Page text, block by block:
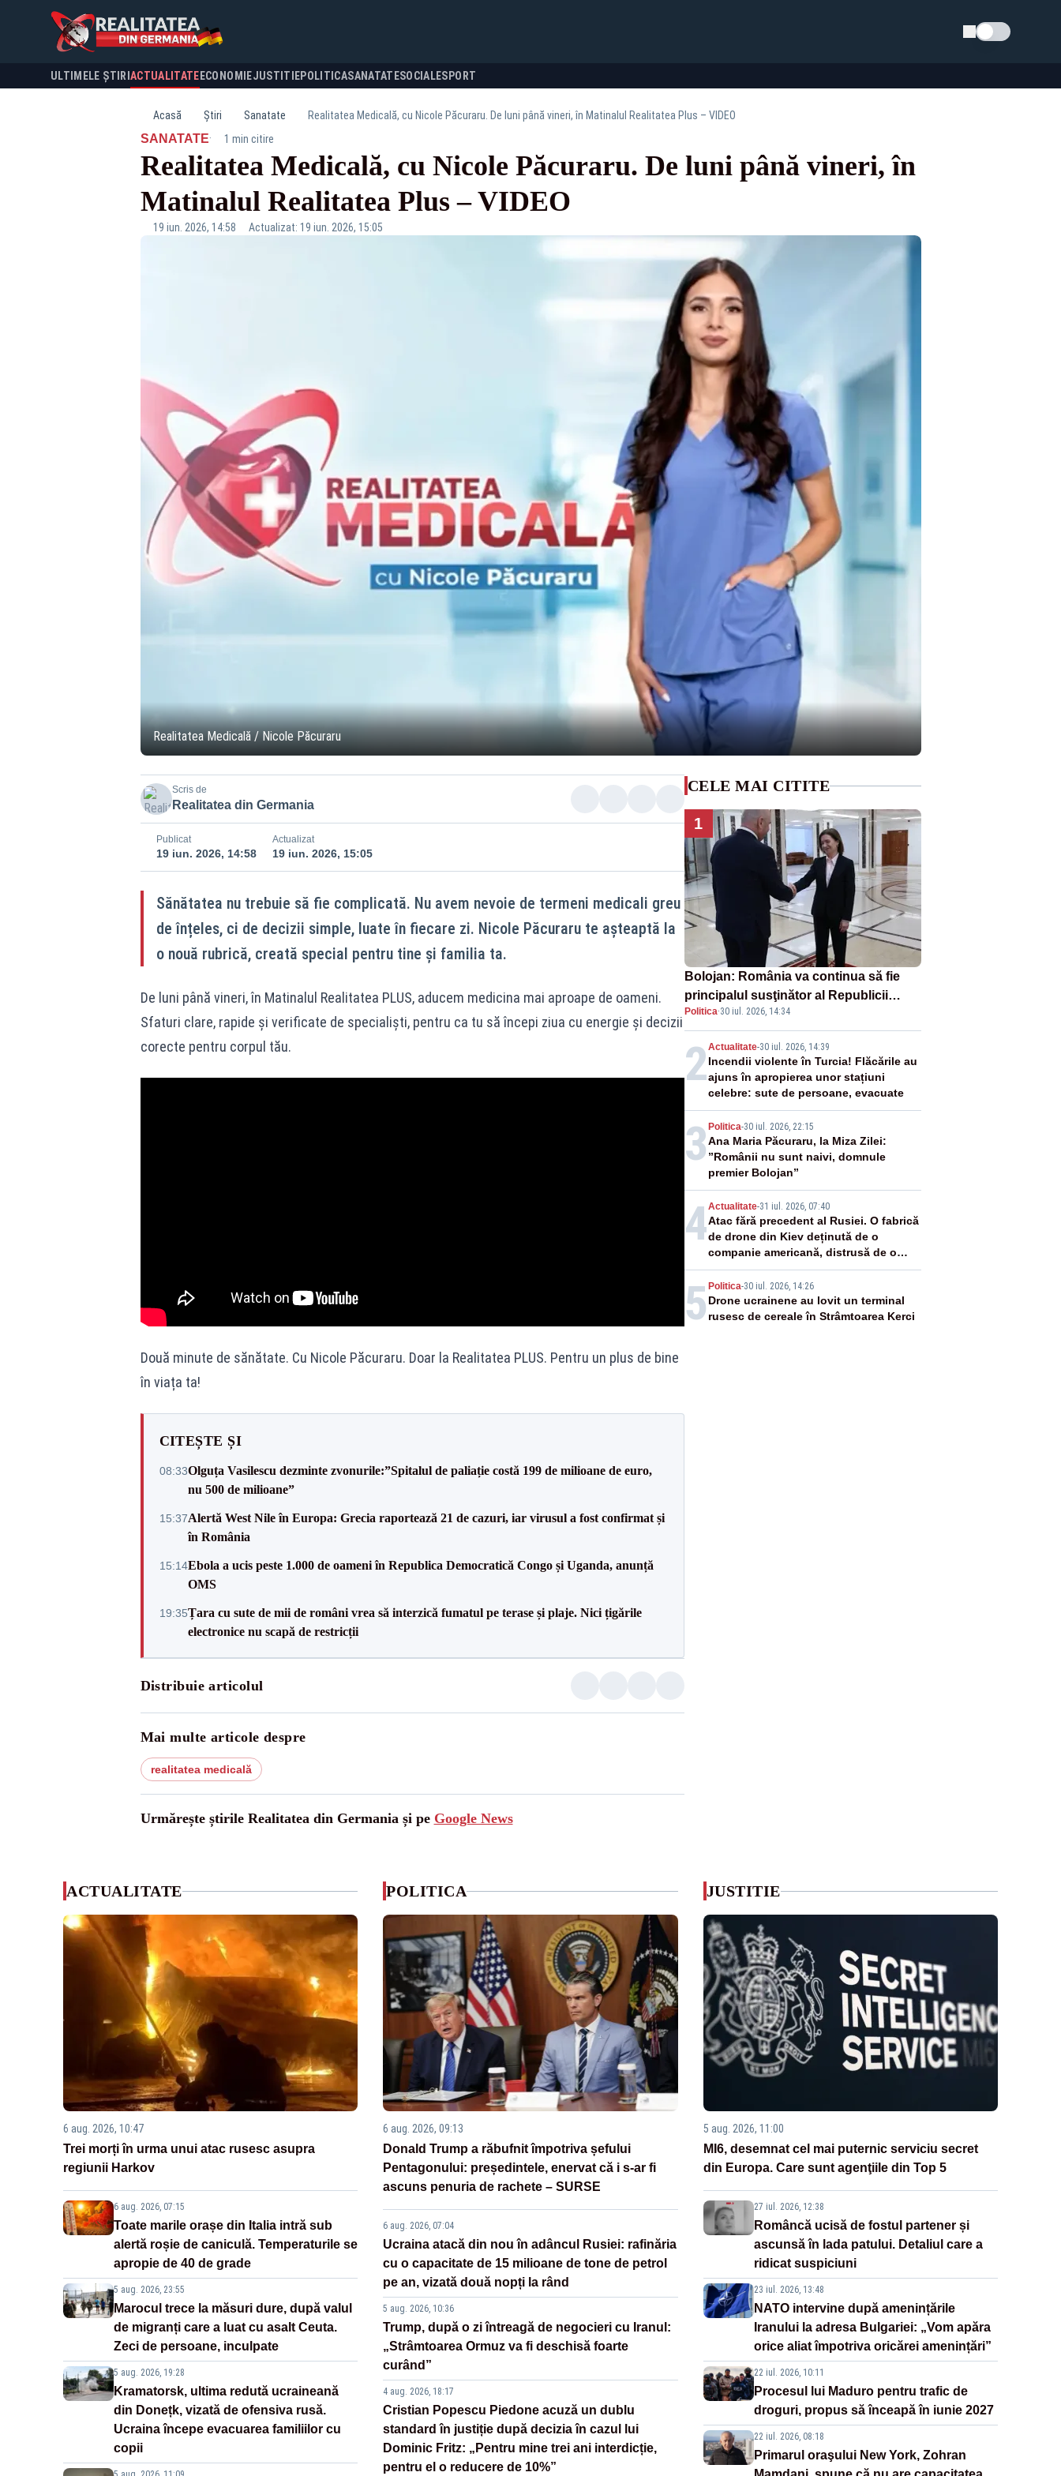
Schimba tema
ULTIMELE ȘTIRI ACTUALITATE ECONOMIEJUSTITIEPOLITICASANATATESOCIALESPORT
Acasă Știri Sanatate Realitatea Medicală, cu Nicole Păcuraru. De luni până vineri, în Matinalul Realitatea Plus – VIDEO
SANATATE· 1 min citire
Realitatea Medicală, cu Nicole Păcuraru. De luni până vineri, în
Matinalul Realitatea Plus – VIDEO
19 iun. 2026, 14:58 Actualizat: 19 iun. 2026, 15:05
Realitatea Medicală / Nicole Păcuraru
Scris de
Realitatea din Germania
Publicat
19 iun. 2026, 14:58
Actualizat
19 iun. 2026, 15:05
Sănătatea nu trebuie să fie complicată. Nu avem nevoie de termeni medicali greu
de înțeles, ci de decizii simple, luate în fiecare zi. Nicole Păcuraru te așteaptă la
o nouă rubrică, creată special pentru tine și familia ta.
De luni până vineri, în Matinalul Realitatea PLUS, aducem medicina mai aproape de oameni.
Sfaturi clare, rapide și verificate de specialiști, pentru ca tu să începi ziua cu energie și decizii
corecte pentru corpul tău.
Două minute de sănătate. Cu Nicole Păcuraru. Doar la Realitatea PLUS. Pentru un plus de bine
în viața ta!
CITEȘTE ȘI
08:33Olguța Vasilescu dezminte zvonurile:”Spitalul de paliație costă 199 de milioane de euro,
nu 500 de milioane”
15:37Alertă West Nile în Europa: Grecia raportează 21 de cazuri, iar virusul a fost confirmat și
în România
15:14Ebola a ucis peste 1.000 de oameni în Republica Democratică Congo și Uganda, anunță
OMS
19:35Țara cu sute de mii de români vrea să interzică fumatul pe terase și plaje. Nici țigările
electronice nu scapă de restricții
Distribuie articolul
Mai multe articole despre
realitatea medicală
Urmărește știrile Realitatea din Germania și pe Google News
CELE MAI CITITE
1
Bolojan: România va continua să fie
principalul susţinător al Republicii
Moldova la nivelul Uniunii Europene
Politica·30 iul. 2026, 14:34
2Actualitate-30 iul. 2026, 14:39
Incendii violente în Turcia! Flăcările au
ajuns în apropierea unor stațiuni
celebre: sute de persoane, evacuate
3 Politica-30 iul. 2026, 22:15
Ana Maria Păcuraru, la Miza Zilei:
”Românii nu sunt naivi, domnule
premier Bolojan”
4Actualitate-31 iul. 2026, 07:40
Atac fără precedent al Rusiei. O fabrică
de drone din Kiev deținută de o
companie americană, distrusă de o
rachetă rusească
5 Politica-30 iul. 2026, 14:26
Drone ucrainene au lovit un terminal
rusesc de cereale în Strâmtoarea Kerci
ACTUALITATE
6 aug. 2026, 10:47
Trei morți în urma unui atac rusesc asupra
regiunii Harkov
6 aug. 2026, 07:15
Toate marile orașe din Italia intră sub
alertă roșie de caniculă. Temperaturile se
apropie de 40 de grade
5 aug. 2026, 23:55
Marocul trece la măsuri dure, după valul
de migranți care a luat cu asalt Ceuta.
Zeci de persoane, inculpate
5 aug. 2026, 19:28
Kramatorsk, ultima redută ucraineană
din Donețk, vizată de ofensiva rusă.
Ucraina începe evacuarea familiilor cu
copii
POLITICA
6 aug. 2026, 09:13
Donald Trump a răbufnit împotriva șefului
Pentagonului: președintele, enervat că i s-ar fi
ascuns penuria de rachete – SURSE
6 aug. 2026, 07:04
Ucraina atacă din nou în adâncul Rusiei: rafinăria
cu o capacitate de 15 milioane de tone de petrol
pe an, vizată două nopți la rând
5 aug. 2026, 10:36
Trump, după o zi întreagă de negocieri cu Iranul:
„Strâmtoarea Ormuz va fi deschisă foarte
curând”
4 aug. 2026, 18:17
Cristian Popescu Piedone acuză un dublu
standard în justiție după decizia în cazul lui
Dominic Fritz: „Pentru mine trei ani interdicție,
pentru el o reducere de 10%”
JUSTITIE
5 aug. 2026, 11:00
MI6, desemnat cel mai puternic serviciu secret
din Europa. Care sunt agenţiile din Top 5
27 iul. 2026, 12:38
Româncă ucisă de fostul partener și
ascunsă în lada patului. Detaliul care a
ridicat suspiciuni
23 iul. 2026, 13:48
NATO intervine după amenințările
Iranului la adresa Bulgariei: „Vom apăra
orice aliat împotriva oricărei amenințări”
22 iul. 2026, 10:11
Procesul lui Maduro pentru trafic de
droguri, propus să înceapă în iunie 2027
22 iul. 2026, 08:18
Primarul oraşului New York, Zohran